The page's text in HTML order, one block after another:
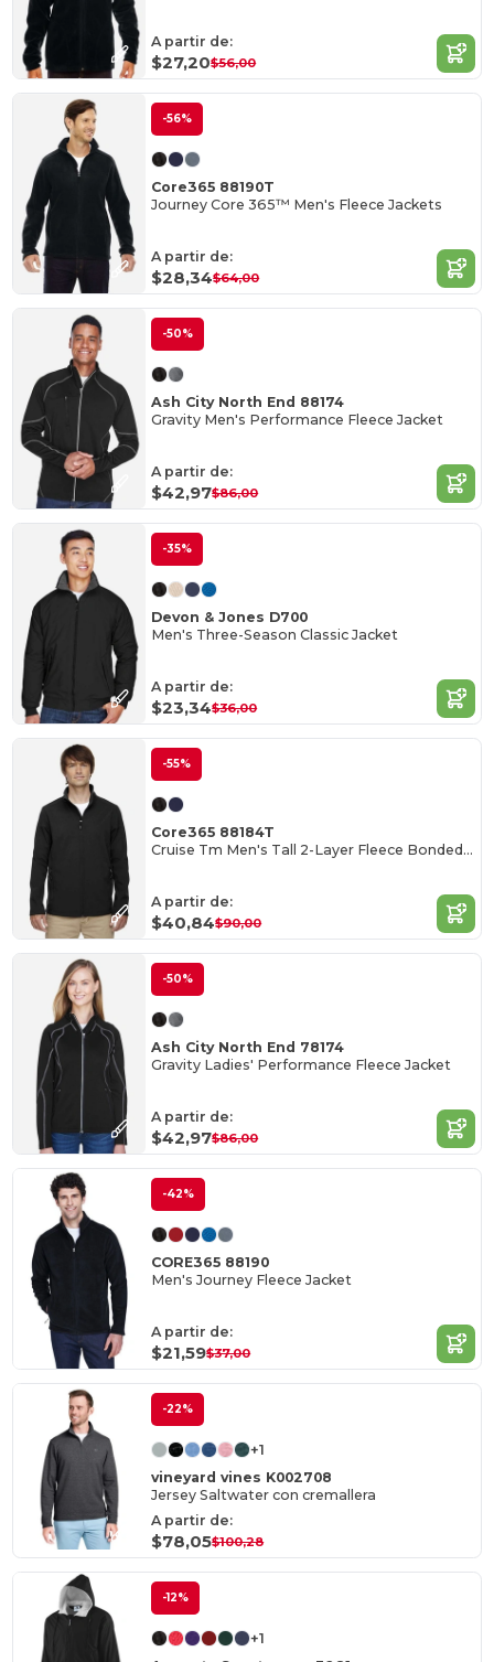
A partir de:
$27,20$56,00
-56%
Core365 88190T
Journey Core 365™ Men's Fleece Jackets
A partir de:
$28,34$64,00
-50%
Ash City North End 88174
Gravity Men's Performance Fleece Jacket
A partir de:
$42,97$86,00
-35%
Devon & Jones D700
Men's Three-Season Classic Jacket
A partir de:
$23,34$36,00
-55%
Core365 88184T
Cruise Tm Men's Tall 2-Layer Fleece Bonded Soft Shell Jacket
A partir de:
$40,84$90,00
-50%
Ash City North End 78174
Gravity Ladies' Performance Fleece Jacket
A partir de:
$42,97$86,00
-42%
CORE365 88190
Men's Journey Fleece Jacket
A partir de:
$21,59$37,00
-22%
+1
vineyard vines K002708
Jersey Saltwater con cremallera
A partir de:
$78,05$100,28
-12%
+1